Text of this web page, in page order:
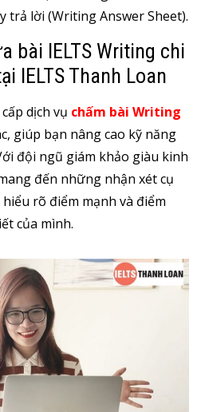
trả lời (Writing Answer Sheet).
bài IELTS Writing chi
IELTS Thanh Loan
dịch vụ chấm bài Writing
giúp bạn nâng cao kỹ năng
đội ngũ giám khảo giàu kinh
đến những nhận xét cụ
rõ điểm mạnh và điểm
của mình.